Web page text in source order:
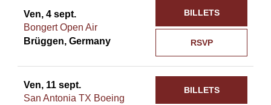
Ven, 4 sept.
Bongert Open Air
Brüggen, Germany
RSVP
BILLETS
Ven, 11 sept.
San Antonia TX Boeing
BILLETS